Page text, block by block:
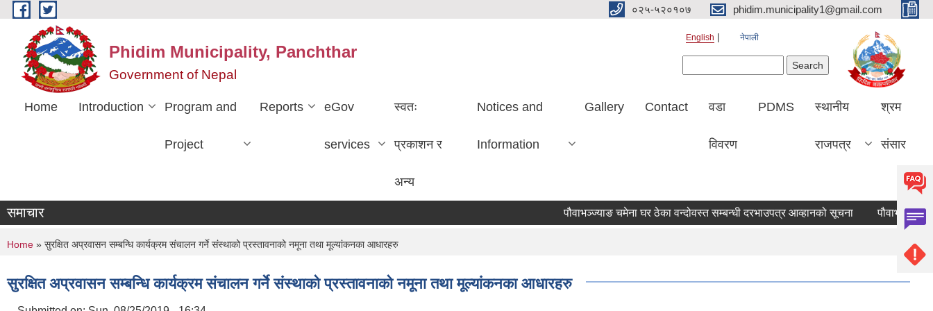
Skip to main content ०२५-५२०१०७ phidim.municipality1@gmail.com
Phidim Municipality, Panchthar
Government of Nepal
English नेपाली
Home Introduction Program and
Project
Reports eGov
services
स्वतः
प्रकाशन र
अन्य
Notices and
Information
Gallery Contact वडा
विवरण
PDMS स्थानीय
राजपत्र
श्रम
संसार
समाचार पौवाभञ्ज्याङ चमेना घर ठेका वन्दोवस्त सम्बन्धी दरभाउपत्र आव्हानको सूचना पौवाभञ्ज्याङ चमेना
You are here
Home » सुरक्षित अप्रवासन सम्बन्धि कार्यक्रम संचालन गर्ने संस्थाको प्रस्तावनाको नमूना तथा मूल्यांकनका आधारहरु
सुरक्षित अप्रवासन सम्बन्धि कार्यक्रम संचालन गर्ने संस्थाको प्रस्तावनाको नमूना तथा मूल्यांकनका आधारहरु